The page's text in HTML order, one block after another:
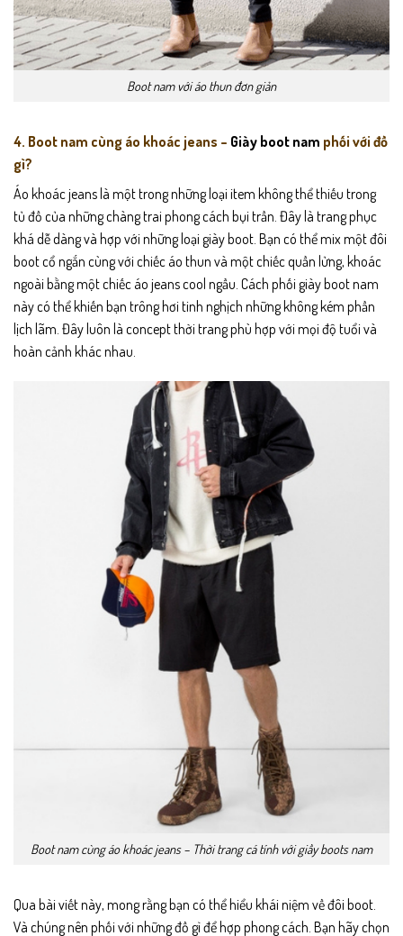
Boot nam với áo thun đơn giản
4. Boot nam cùng áo khoác jeans – Giày boot nam phối với đồ
gì?
Áo khoác jeans là một trong những loại item không thể thiếu trong
tủ đồ của những chàng trai phong cách bụi trần. Đây là trang phục
khá dễ dàng và hợp với những loại giày boot. Bạn có thể mix một đôi
boot cổ ngắn cùng với chiếc áo thun và một chiếc quần lửng, khoác
ngoài bằng một chiếc áo jeans cool ngầu. Cách phối giày boot nam
này có thể khiến bạn trông hơi tinh nghịch những không kém phần
lịch lãm. Đây luôn là concept thời trang phù hợp với mọi độ tuổi và
hoàn cảnh khác nhau.
Boot nam cùng áo khoác jeans – Thời trang cá tính với giầy boots nam
Qua bài viết này, mong rằng bạn có thể hiểu khái niệm về đôi boot.
Và chúng nên phối với những đồ gì để hợp phong cách. Bạn hãy chọn